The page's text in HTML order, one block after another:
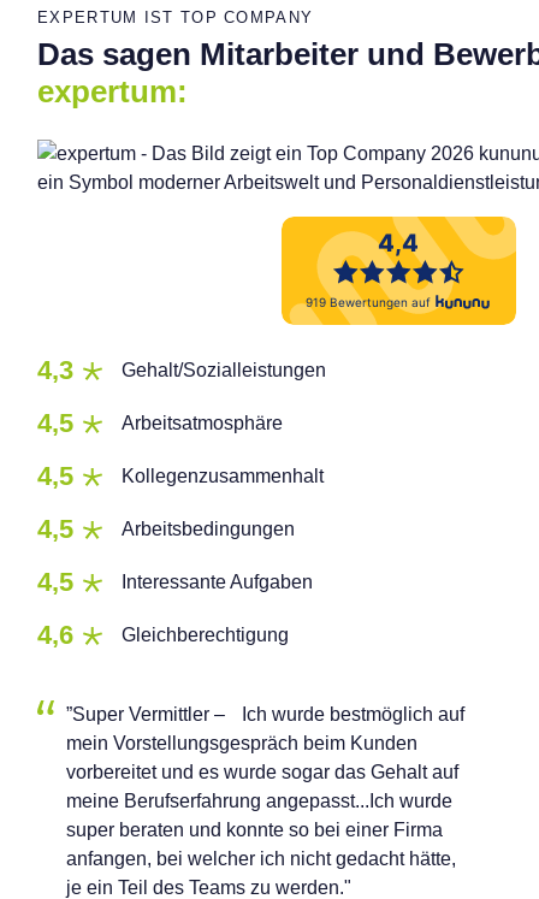
EXPERTUM IST TOP COMPANY
Das sagen Mitarbeiter und
expertum:
4,3 Gehalt/Sozialleistungen
4,5 Arbeitsatmosphäre
4,5 Kollegenzusammenhalt
4,5 Arbeitsbedingungen
4,5 Interessante Aufgaben
4,6 Gleichberechtigung
”Super Vermittler – Ich wurde bestmöglich auf
mein Vorstellungsgespräch beim Kunden
vorbereitet und es wurde sogar das Gehalt auf
meine Berufserfahrung angepasst...Ich wurde
super beraten und konnte so bei einer Firma
anfangen, bei welcher ich nicht gedacht hätte,
je ein Teil des Teams zu werden."